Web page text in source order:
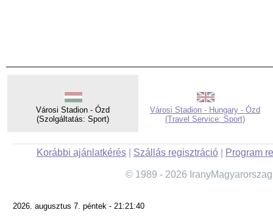
Városi Stadion - Ózd
(Szolgáltatás: Sport)
Városi Stadion - Hungary - Ózd
(Travel Service: Sport)
Korábbi ajánlatkérés| Szállás regisztráció| Program
© 1989 - 2026
2026. augusztus 7. péntek - 21:21:40